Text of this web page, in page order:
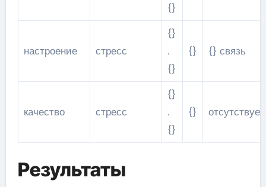
{}
настроение стресс
{}
.
{}
{} {} связь
качество стресс
{}
.
{}
{} отсутствует
Результаты